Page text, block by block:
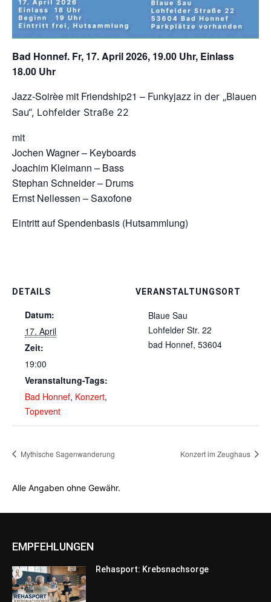
Bad Honnef. Fr, 17. April 2026, 19.00 Uhr, Einlass
18.00 Uhr
Jazz-Soirèe mit Friendship21 – Funkyjazz in der „Blauen
Sau“, Lohfelder Straße 22
mit
Jochen Wagner – Keyboards
Joachim Kleimann – Bass
Stephan Schneider – Drums
Ernst Nellessen – Saxofone
Eintritt auf Spendenbasis (Hutsammlung)
DETAILS
Datum:
17. April
Zeit:
19:00
Veranstaltung-Tags:
Bad Honnef, Konzert,
Topevent
VERANSTALTUNGSORT
Blaue Sau
Lohfelder Str. 22
bad Honnef, 53604
Mythische Sagenwanderung Konzert im Zeughaus
Alle Angaben ohne Gewähr.
EMPFEHLUNGEN
Rehasport: Krebsnachsorge